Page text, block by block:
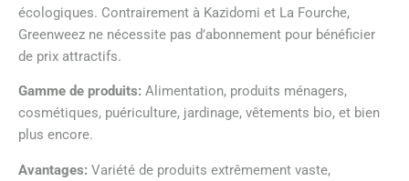
écologiques. Contrairement à Kazidomi et La Fourche,
Greenweez ne nécessite pas d’abonnement pour bénéficier
de prix attractifs.
Gamme de produits: Alimentation, produits ménagers,
cosmétiques, puériculture, jardinage, vêtements bio, et bien
plus encore.
Avantages: Variété de produits extrêmement vaste,